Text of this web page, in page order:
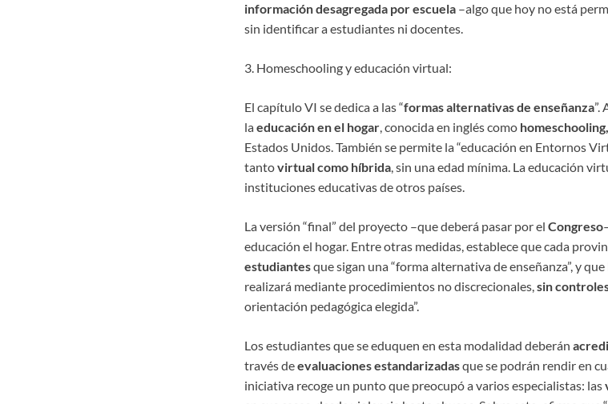
información desagregada por escuela–algo que hoy no está
sin identificar a estudiantes ni docentes.
3. Homeschooling y educación virtual:
El capítulo VI se dedica a las “formas alternativas de enseñanza”.
laeducación en el hogar, conocida en inglés como homeschooling,
Estados Unidos. También se permite la “educación en Entornos
tantovirtual como híbrida, sin una edad mínima. La educación
instituciones educativas de otros países.
La versión “final” del proyecto –que deberá pasar por el Congreso
educación el hogar. Entre otras medidas, establece que cada
estudiantesque sigan una “forma alternativa de enseñanza”, y
realizará mediante procedimientos no discrecionales,sin
orientación pedagógica elegida”.
Los estudiantes que se eduquen en esta modalidad deberán
través deevaluaciones estandarizadasque se podrán rendir en
iniciativa recoge un punto que preocupó a varios especialistas: las